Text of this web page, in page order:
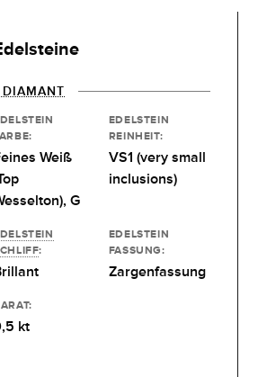
DIAMANT
Weiß
G
EDELSTEIN
REINHEIT:
VS1 (very small
inclusions)
:
EDELSTEIN
FASSUNG:
Zargenfassung
kt